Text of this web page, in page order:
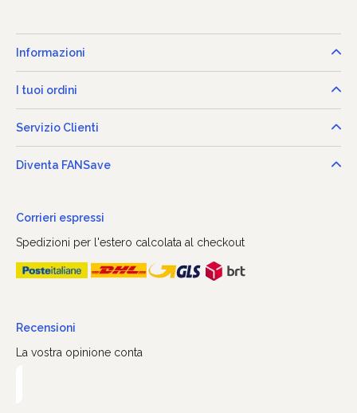
Informazioni
I tuoi ordini
Servizio Clienti
Diventa FANSave
Corrieri espressi
Spedizioni per l'estero calcolata al checkout
Recensioni
La vostra opinione conta